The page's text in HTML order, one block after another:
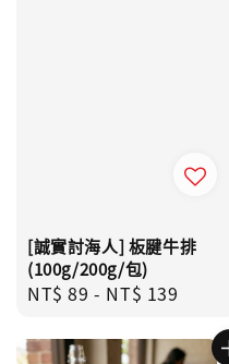
[誠實討海人] 板腱牛排
(100g/200g/包)
Regular
NT$ 89 - NT$ 139